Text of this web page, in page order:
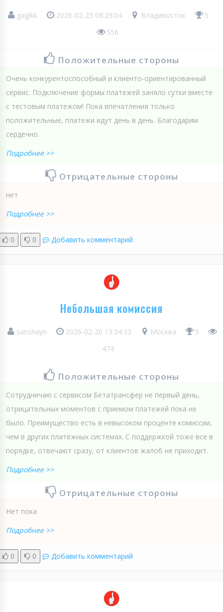
gagikk 2026-02-23 08:29:04 Владивосток
5
556
Положительные стороны
Очень конкурентоспособный и клиенто-ориентированный
сервис. Подключение формы платежей заняло сутки вместе
с тестовым платежом! Пока впечатления только
положительные, платежи идут день в день. Благодарим
сердечно.
Подробнее >>
Отрицательные стороны
нет
Подробнее >>
0 0 Добавить комментарий
Небольшая комиссия
sanshayn 2026-02-20 13:34:33 Москва
5
474
Положительные стороны
Сотрудничаю с сервисом Бетатрансфер не первый день,
отрицательных моментов с приемом платежей пока не
было. Преимущество есть в невысоком проценте комиссии,
чем в других платёжных системах. С поддержкой тоже все в
порядке, отвечают сразу, от клиентов жалоб не приходит.
Подробнее >>
Отрицательные стороны
Нет пока
Подробнее >>
0 0 Добавить комментарий